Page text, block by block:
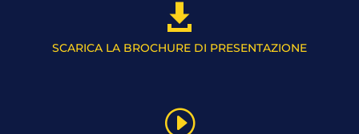

SCARICA LA BROCHURE DI PRESENTAZIONE
I